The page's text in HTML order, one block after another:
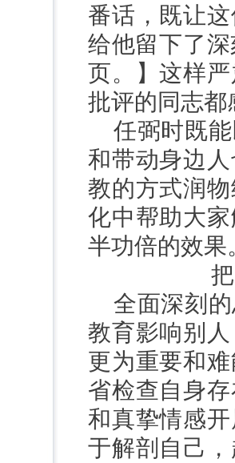
番话，既让
给他留下了
页。】这样
批评的同志都
任弼时既
和带动身边
教的方式润
化中帮助大
半功倍的效果
全面深刻
教育影响别
更为重要和
省检查自身
和真挚情感
于解剖自己